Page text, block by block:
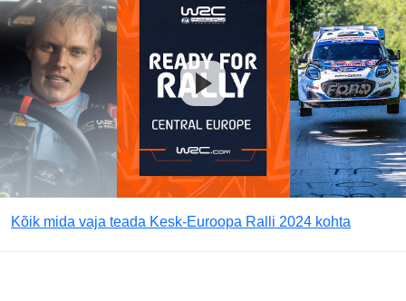
Kõik mida vaja teada Kesk-Euroopa Ralli 2024 kohta